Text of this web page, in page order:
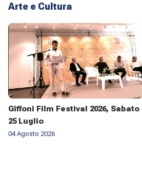
Arte e Cultura
Giffoni Film Festival 2026, Sabato
25 Luglio
04 Agosto 2026